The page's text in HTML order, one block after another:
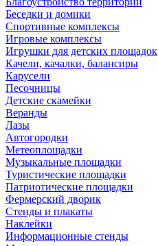
Беседки и домики
Спортивные комплексы
Игровые комплексы
Игрушки для детских площадок
Качели, качалки, балансиры
Карусели
Песочницы
Детские скамейки
Веранды
Лазы
Автогородки
Метеоплощадки
Музыкальные площадки
Туристические площадки
Патриотические площадки
Фермерский дворик
Стенды и плакаты
Наклейки
Информационные стенды